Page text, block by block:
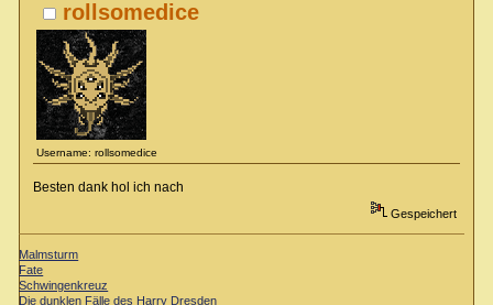
rollsomedice
Username: rollsomedice
Besten dank hol ich nach
Gespeichert
Malmsturm
Fate
Schwingenkreuz
Die dunklen Fälle des Harry Dresden